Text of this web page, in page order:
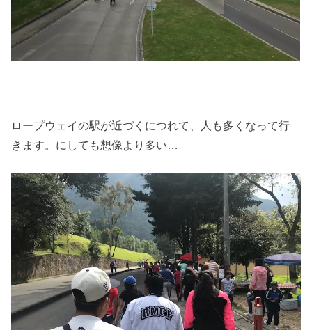
ロープウェイの駅が近づくにつれて、人も多くなって行
きます。にしても想像より多い…